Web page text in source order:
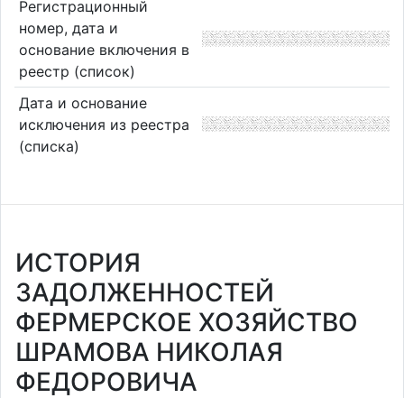
Регистрационный
номер, дата и
основание включения в
реестр (список)
Дата и основание
исключения из реестра
(списка)
ИСТОРИЯ
ЗАДОЛЖЕННОСТЕЙ
ФЕРМЕРСКОЕ ХОЗЯЙСТВО
ШРАМОВА НИКОЛАЯ
ФЕДОРОВИЧА